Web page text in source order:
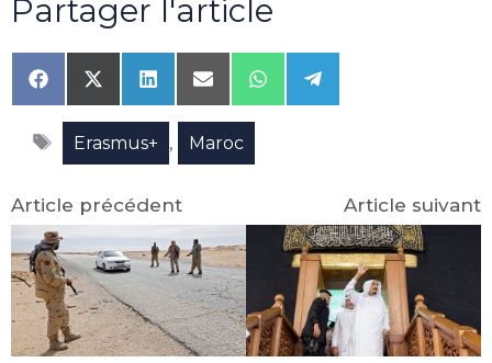
Partager l'article
Share
on
Facebook
Share
on
X
(Twitter)
Share
on
LinkedIn
Share
on
Email
Share
on
Share
on
Étiquettes
Erasmus+ , Maroc
Article précédent Article suivant